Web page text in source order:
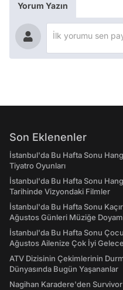
Yorum Yazın
Son Eklenenler
İstanbul'da Bu Hafta Sonu
Tiyatro Oyunları
İstanbul'da Bu Hafta Sonu
Tarihinde Vizyondaki Filmler
İstanbul'da Bu Hafta Sonu
Ağustos Günleri Müziğe
İstanbul'da Bu Hafta Sonu
Ağustos Ailenize Çok İyi
ATV Dizisinin Çekimlerinin
Dünyasında Bugün Yaşananlar
Nagihan Karadere'den